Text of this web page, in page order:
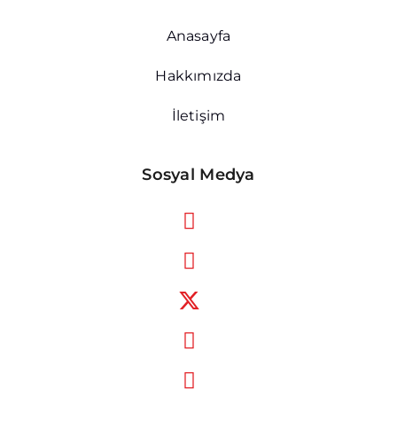
Anasayfa
Hakkımızda
İletişim
Sosyal Medya